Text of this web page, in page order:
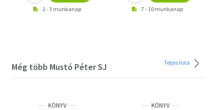
2 - 3 munkanap 7 - 10 munkanap
Még több Mustó Péter SJ Teljes lista
KÖNYV KÖNYV